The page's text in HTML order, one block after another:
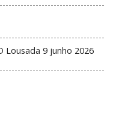
Lousada 9 junho 2026